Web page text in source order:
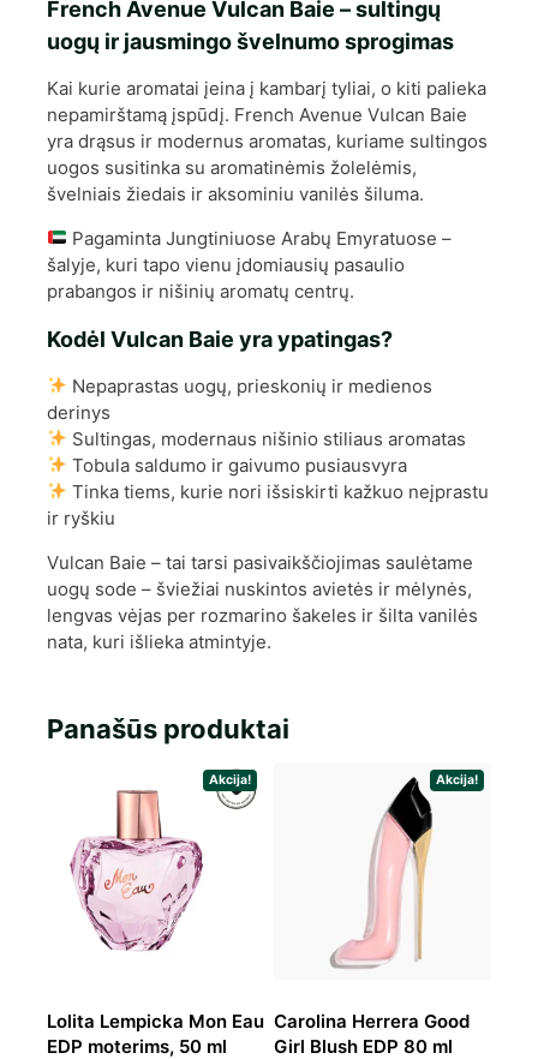
French Avenue Vulcan Baie – sultingų
uogų ir jausmingo švelnumo sprogimas
Kai kurie aromatai įeina į kambarį tyliai, o kiti palieka
nepamirštamą įspūdį. French Avenue Vulcan Baie
yra drąsus ir modernus aromatas, kuriame sultingos
uogos susitinka su aromatinėmis žolelėmis,
švelniais žiedais ir aksominiu vanilės šiluma.
Pagaminta Jungtiniuose Arabų Emyratuose –
šalyje, kuri tapo vienu įdomiausių pasaulio
prabangos ir nišinių aromatų centrų.
Kodėl Vulcan Baie yra ypatingas?
Nepaprastas uogų, prieskonių ir medienos
derinys
Sultingas, modernaus nišinio stiliaus aromatas
Tobula saldumo ir gaivumo pusiausvyra
Tinka tiems, kurie nori išsiskirti kažkuo neįprastu
ir ryškiu
Vulcan Baie – tai tarsi pasivaikščiojimas saulėtame
uogų sode – šviežiai nuskintos avietės ir mėlynės,
lengvas vėjas per rozmarino šakeles ir šilta vanilės
nata, kuri išlieka atmintyje.
Panašūs produktai
Akcija!
Lolita Lempicka Mon Eau
EDP moterims, 50 ml
Akcija!
Carolina Herrera Good
Girl Blush EDP 80 ml